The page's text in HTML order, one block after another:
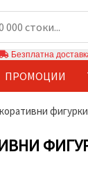
Безплатна
ПРОМОЦИИ
фигурки